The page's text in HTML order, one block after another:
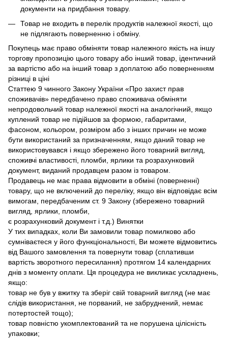
документи на придбання товару.
Товар не входить в перелік продуктів належної якості, що
не підлягають поверненню і обміну.
Покупець має право обміняти товар належного якість на іншу
торгову пропозицію цього товару або інший товар, ідентичний
за вартістю або на інший товар з доплатою або поверненням
різниці в ціні
Статтею 9 чинного Закону України «Про захист прав
споживачів» передбачено право споживача обміняти
непродовольчий товар належної якості на аналогічний, якщо
куплений товар не підійшов за формою, габаритами,
фасоном, кольором, розміром або з інших причин не може
бути використаний за призначенням, якщо даний товар не
використовувався і якщо збережено його товарний вигляд,
споживчі властивості, пломби, ярлики та розрахунковий
документ, виданий продавцем разом із товаром.
Продавець не має права відмовити в обміні (поверненні)
товару, що не включений до переліку, якщо він відповідає всім
вимогам, передбаченим ст. 9 Закону (збережено товарний
вигляд, ярлики, пломби,
є розрахунковий документ і т.д.) Винятки
У тих випадках, коли Ви замовили товар помилково або
сумніваєтеся у його функціональності, Ви можете відмовитись
від Вашого замовлення та повернути товар (сплативши
вартість зворотного пересилання) протягом 14 календарних
днів з моменту оплати. Ця процедура не викликає ускладнень,
якщо:
товар не був у вжитку та зберіг свій товарний вигляд (не має
слідів використання, не порваний, не забруднений, немає
потертостей тощо);
товар повністю укомплектований та не порушена цілісність
упаковки;